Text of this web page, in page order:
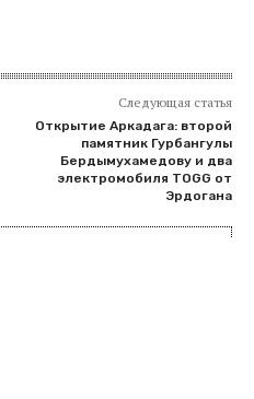
Следующая статья
Открытие Аркадага: второй
памятник Гурбангулы
Бердымухамедову и два
электромобиля TOGG от
Эрдогана